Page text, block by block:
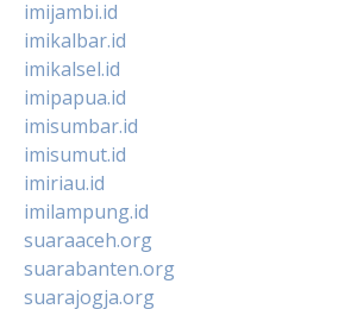
imijambi.id
imikalbar.id
imikalsel.id
imipapua.id
imisumbar.id
imisumut.id
imiriau.id
imilampung.id
suaraaceh.org
suarabanten.org
suarajogja.org